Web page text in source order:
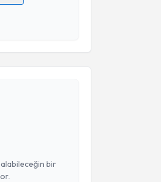
Aydınlatma Metni
bir